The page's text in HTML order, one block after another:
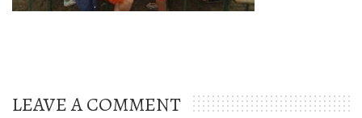
LEAVE A COMMENT